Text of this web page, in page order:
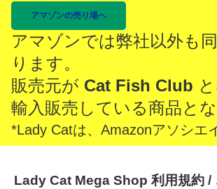
アマゾンの売り場へ
アマゾンでは弊社以外も
ります。
販売元が Cat Fish Club
輸入販売している商品とな
*Lady Catは、Amazonアソシエ
Lady Cat Mega Shop 利用規約 /